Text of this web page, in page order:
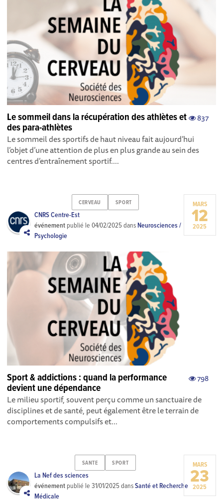
837
Le sommeil dans la récupération des athlètes et
des para-athlètes
Le sommeil des sportifs de haut niveau fait aujourd’hui
l’objet d’une attention de plus en plus grande au sein des
centres d’entraînement sportif....
CERVEAU SPORT
CNRS Centre-Est
événement publié le04/02/2025dans Neurosciences /
Psychologie
MARS
12
2025
798
Sport & addictions : quand la performance
devient une dépendance
Le milieu sportif, souvent perçu comme un sanctuaire de
disciplines et de santé, peut également être le terrain de
comportements compulsifs et...
SANTE SPORT
La Nef des sciences
événement publié le31/01/2025dansSanté et Recherche
Médicale
MARS
23
2025